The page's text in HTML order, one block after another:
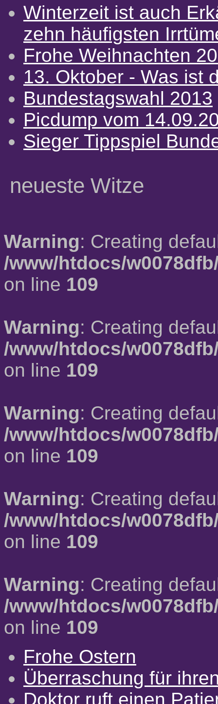
Winterzeit ist auch
zehn häufigsten
Frohe Weihnachten
13. Oktober - Was ist
Bundestagswahl 2013
Picdump vom
Sieger Tippspiel
neueste Witze
Warning: Creating
/www/htdocs/
on line 109
Warning: Creating
/www/htdocs/
on line 109
Warning: Creating
/www/htdocs/
on line 109
Warning: Creating
/www/htdocs/
on line 109
Warning: Creating
/www/htdocs/
on line 109
Frohe Ostern
Überraschung für
Doktor ruft einen